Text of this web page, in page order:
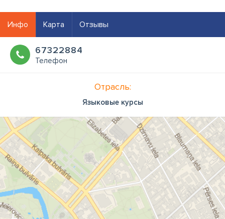
Инфо Карта Отзывы
67322884
Телефон
Отрасль:
Языковые курсы